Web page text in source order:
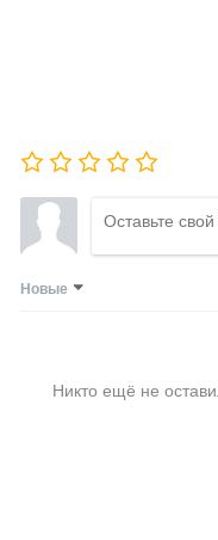
Новые
Никто ещё не